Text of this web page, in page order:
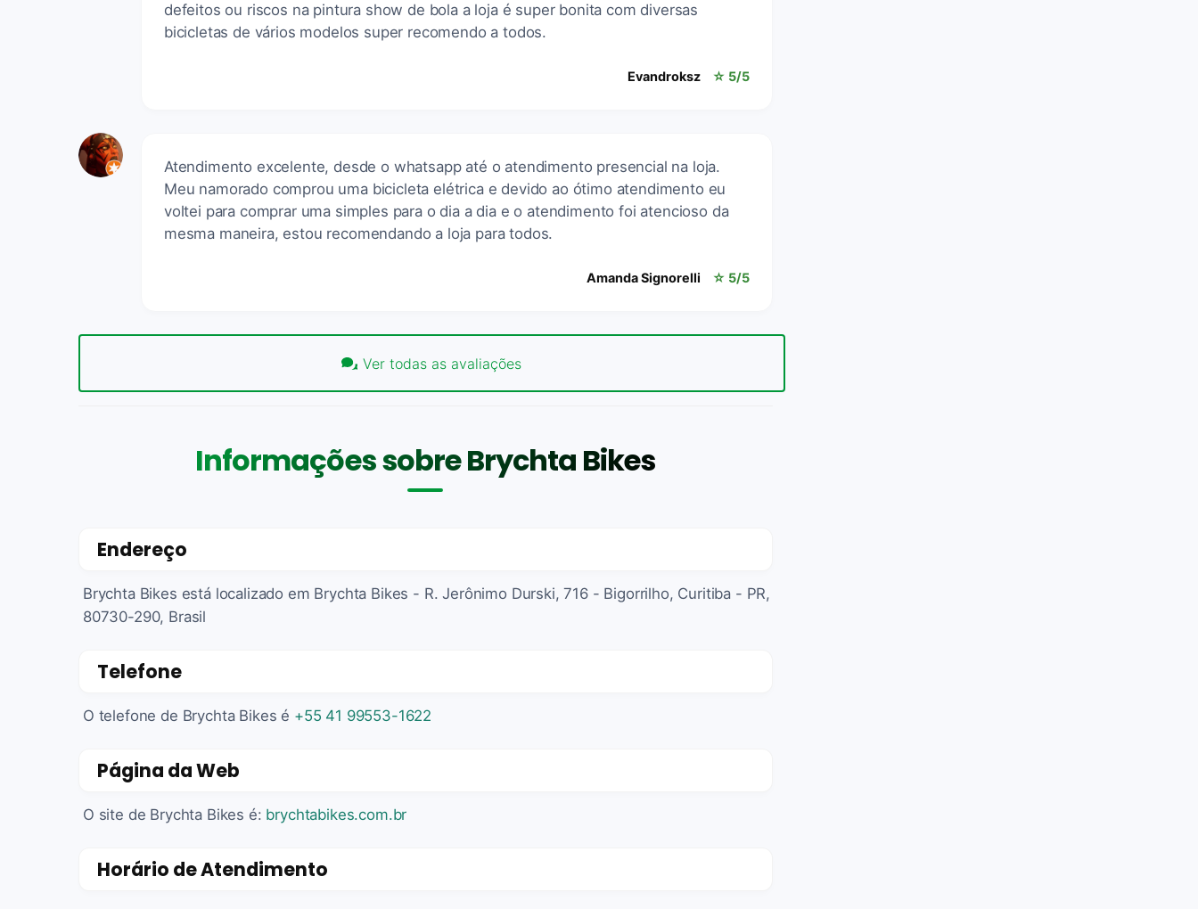
defeitos ou riscos na pintura show de bola a loja é super bonita com diversas
bicicletas de vários modelos super recomendo a todos.
Evandroksz ☆ 5/5
Atendimento excelente, desde o whatsapp até o atendimento presencial na loja.
Meu namorado comprou uma bicicleta elétrica e devido ao ótimo atendimento eu
voltei para comprar uma simples para o dia a dia e o atendimento foi atencioso da
mesma maneira, estou recomendando a loja para todos.
Amanda Signorelli ☆ 5/5
Ver todas as avaliações
Informações sobre Brychta Bikes
Endereço
Brychta Bikes está localizado em Brychta Bikes - R. Jerônimo Durski, 716 - Bigorrilho, Curitiba - PR,
80730-290, Brasil
Telefone
O telefone de Brychta Bikes é +55 41 99553-1622
Página da Web
O site de Brychta Bikes é: brychtabikes.com.br
Horário de Atendimento